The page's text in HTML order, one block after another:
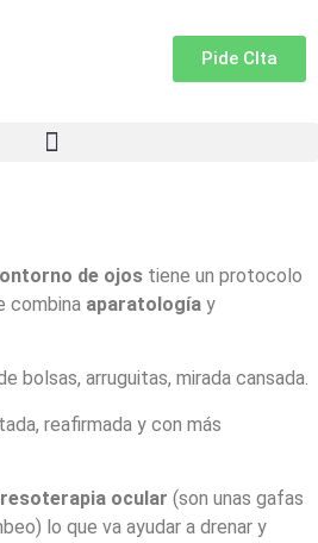
Pide CIta
de ojos tiene un protocolo
combina aparatología y
bolsas, arruguitas, mirada cansada.
reafirmada y con más
ocular (son unas gafas
lo que va ayudar a drenar y